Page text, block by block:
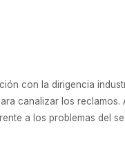
con la dirigencia
canalizar los reclamos.
a los problemas del